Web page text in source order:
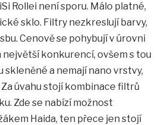
Rollei není sporu. Málo platné,
sklo. Filtry nezkreslují barvy,
Cenově se pohybují v úrovni
největší konkurencí, ovšem s tou
skleněné a nemají nano vrstvy,
Za úvahu stojí kombinace filtrů
Zde se nabízí možnost
Haida, ten přece jen stojí